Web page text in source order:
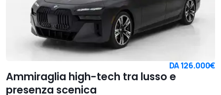
DA126.000€
Ammiraglia high-tech tra lusso e
presenza scenica